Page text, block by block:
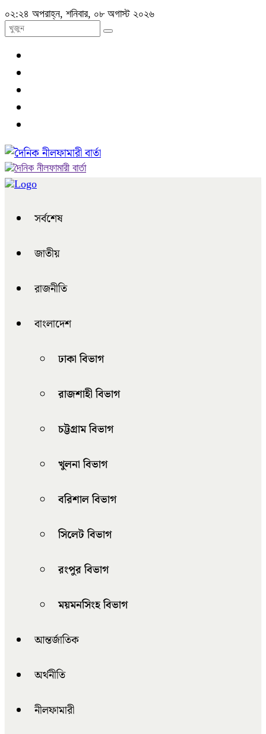
০২:২৪ অপরাহ্ন, শনিবার, ০৮ অগাস্ট ২০২৬
সর্বশেষ
জাতীয়
রাজনীতি
বাংলাদেশ
ঢাকা বিভাগ
রাজশাহী বিভাগ
চট্টগ্রাম বিভাগ
খুলনা বিভাগ
বরিশাল বিভাগ
সিলেট বিভাগ
রংপুর বিভাগ
ময়মনসিংহ বিভাগ
আন্তর্জাতিক
অর্থনীতি
নীলফামারী